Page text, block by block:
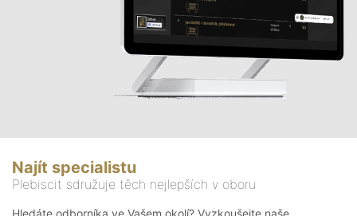
Najít specialistu
Plebiscit sdružuje těch nejlepších v oboru
Hledáte odborníka ve Vašem okolí? Vyzkoušejte naše